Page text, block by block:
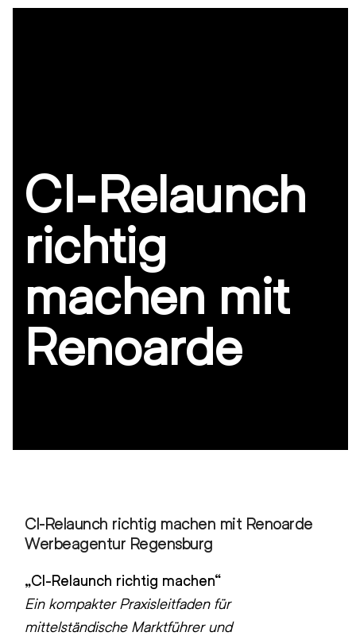
CI-Relaunch
richtig
machen mit
Renoarde
CI-Relaunch richtig machen mit Renoarde
Werbeagentur Regensburg
„CI-Relaunch richtig machen“
Ein kompakter Praxisleitfaden für
mittelständische Marktführer und